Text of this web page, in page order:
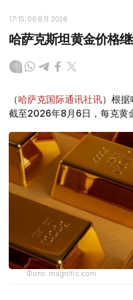
17:15, 06 8月 2026
哈萨克斯坦黄金价格
（哈萨克国际通讯社讯）根据
截至2026年8月6日，每克黄
Фото: magnific.com